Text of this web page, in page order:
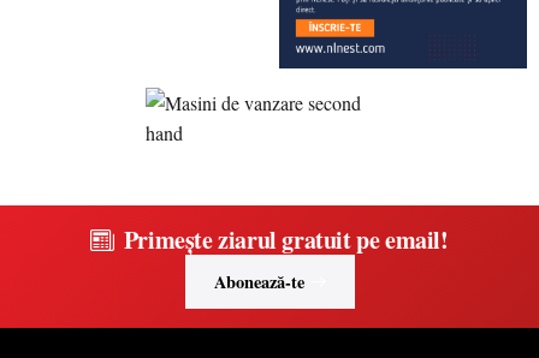
Primește ziarul gratuit pe email!
Abonează-te